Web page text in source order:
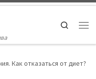
Search
Как отказаться от диет?